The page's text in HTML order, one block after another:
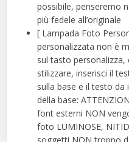
possibile, penseremo
più fedele all’originale
[ Lampada Foto
personalizzata non è
sul tasto
stilizzare, inserisci il
sulla base e il testo da
della base:
font esterni NON
foto LUMINOSE,